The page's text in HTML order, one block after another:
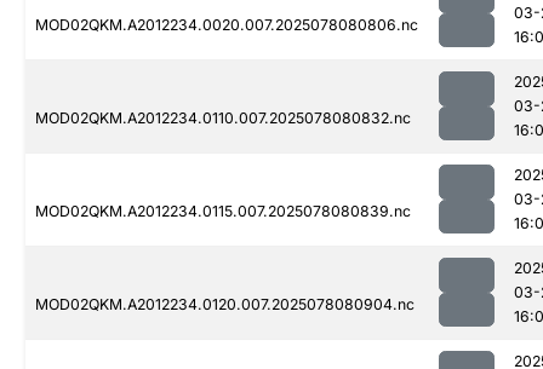
MOD02QKM.A2012234.0020.007.2025078080806.nc
03-
MOD02QKM.A2012234.0110.007.2025078080832.nc
03-
MOD02QKM.A2012234.0115.007.2025078080839.nc
03-
MOD02QKM.A2012234.0120.007.2025078080904.nc
03-